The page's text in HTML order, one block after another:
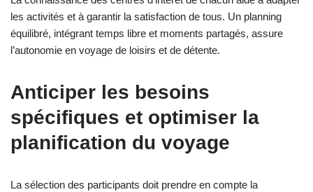
les activités et à garantir la satisfaction de tous. Un planning
équilibré, intégrant temps libre et moments partagés, assure
l’autonomie en voyage de loisirs et de détente.
Anticiper les besoins
spécifiques et optimiser la
planification du voyage
La sélection des participants doit prendre en compte la